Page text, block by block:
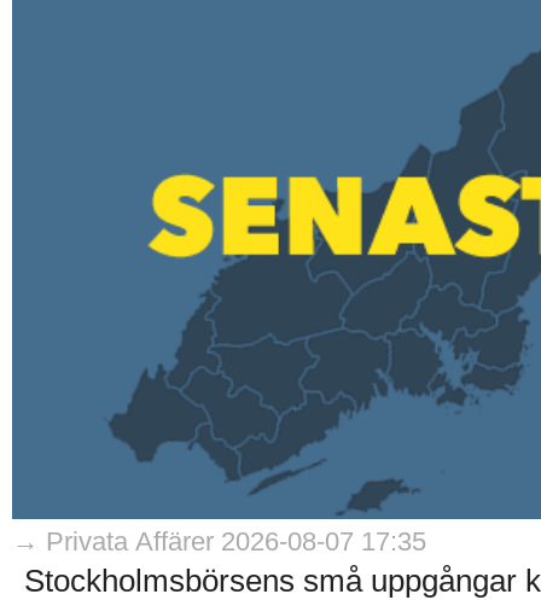
→ Privata Affärer 2026-08-07 17:35
Stockholmsbörsens små uppgångar